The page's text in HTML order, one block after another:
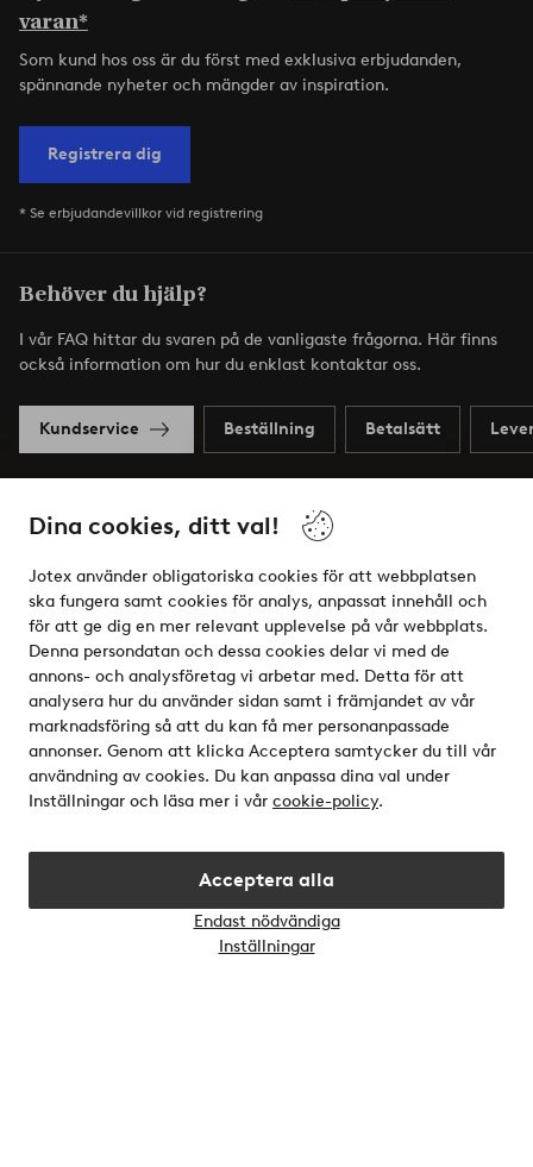
Dina cookies, ditt val!
Jotex använder obligatoriska cookies för att webbplatsen
ska fungera samt cookies för analys, anpassat innehåll och
för att ge dig en mer relevant upplevelse på vår webbplats.
Denna persondatan och dessa cookies delar vi med de
annons- och analysföretag vi arbetar med. Detta för att
analysera hur du använder sidan samt i främjandet av vår
marknadsföring så att du kan få mer personanpassade
annonser. Genom att klicka Acceptera samtycker du till vår
användning av cookies. Du kan anpassa dina val under
Inställningar och läsa mer i vår cookie-policy.
Acceptera alla
Endast nödvändiga
Inställningar
varan*
Som kund hos oss är du först med exklusiva erbjudanden,
spännande nyheter och mängder av inspiration.
Registrera dig
* Se erbjudandevillkor vid registrering
Behöver du hjälp?
I vår FAQ hittar du svaren på de vanligaste frågorna. Här finns
också information om hur du enklast kontaktar oss.
Kundservice Beställning Betalsätt
Mina sidor
Om Jotex
Våra tjänster
Villkor
Vänner
Säkra betalningar - Betala direkt eller dela upp